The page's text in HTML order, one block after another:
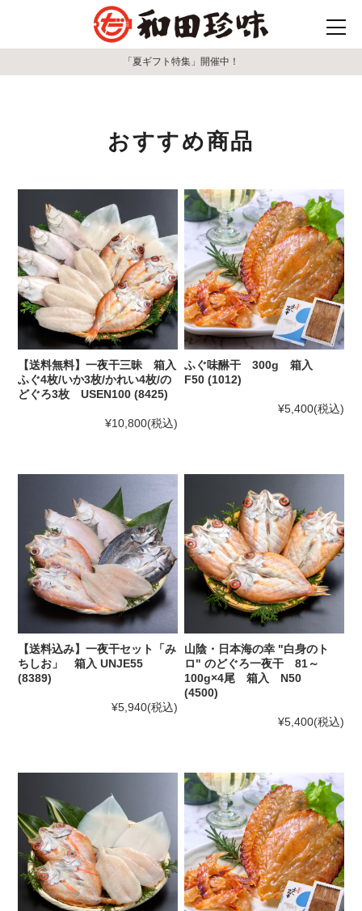
「夏ギフト特集」開催中！
おすすめ商品
【送料無料】一夜干三昧 箱入
ふぐ4枚/いか3枚/かれい4枚/の
どぐろ3枚 USEN100 (8425)
¥10,800(税込)
ふぐ味醂干 300g 箱入
F50 (1012)
¥5,400(税込)
【送料込み】一夜干セット「み
ちしお」 箱入 UNJE55
(8389)
¥5,940(税込)
山陰・日本海の幸 "白身のト
ロ" のどぐろ一夜干 81～
100g×4尾 箱入 N50
(4500)
¥5,400(税込)